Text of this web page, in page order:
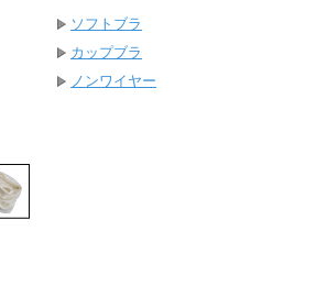
ソフトブラ
カップブラ
ノンワイヤー